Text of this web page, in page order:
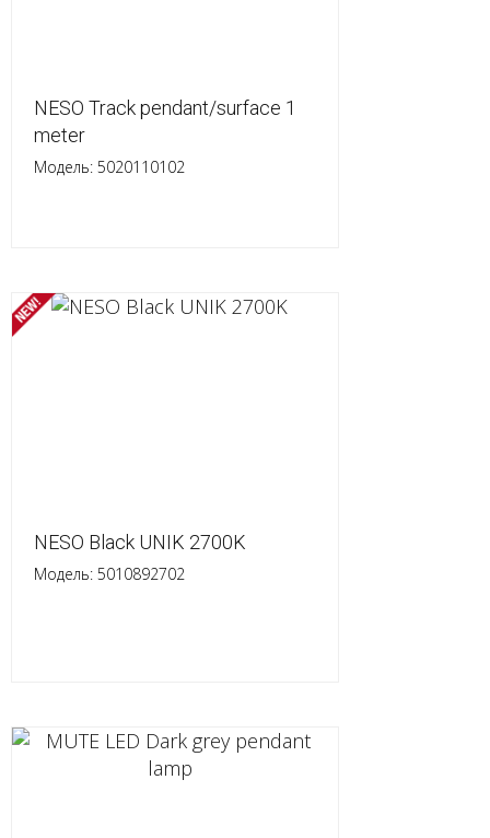
NESO Track pendant/surface 1
meter
Модель: 5020110102
NESO Black UNIK 2700K
Модель: 5010892702